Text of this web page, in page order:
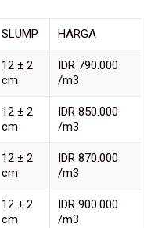
SLUMP HARGA
12 ± 2
cm
IDR 790.000
/m3
12 ± 2
cm
IDR 850.000
/m3
12 ± 2
cm
IDR 870.000
/m3
12 ± 2
cm
IDR 900.000
/m3